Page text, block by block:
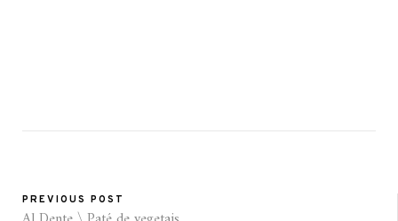
PREVIOUS POST